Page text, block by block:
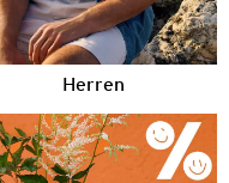
Herren